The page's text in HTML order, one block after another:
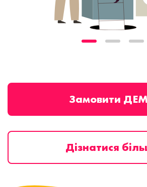
Замовити
Дізнатися